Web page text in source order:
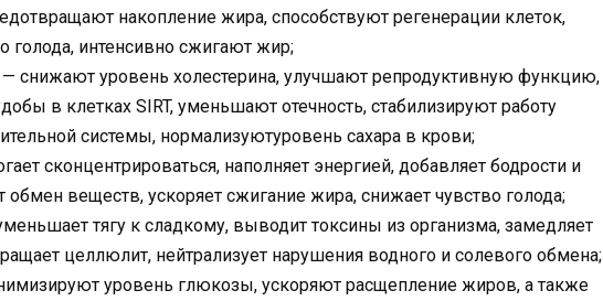
накопление жира, способствуют регенерации клеток,
голода, интенсивно сжигают жир;
снижают уровень холестерина, улучшают репродуктивную функцию,
в клетках SIRT, уменьшают отечность, стабилизируют работу
системы, нормализуютуровень сахара в крови;
сконцентрироваться, наполняет энергией, добавляет бодрости и
обмен веществ, ускоряет сжигание жира, снижает чувство голода;
тягу к сладкому, выводит токсины из организма, замедляет
целлюлит, нейтрализует нарушения водного и солевого обмена;
уровень глюкозы, ускоряют расщепление жиров, а также